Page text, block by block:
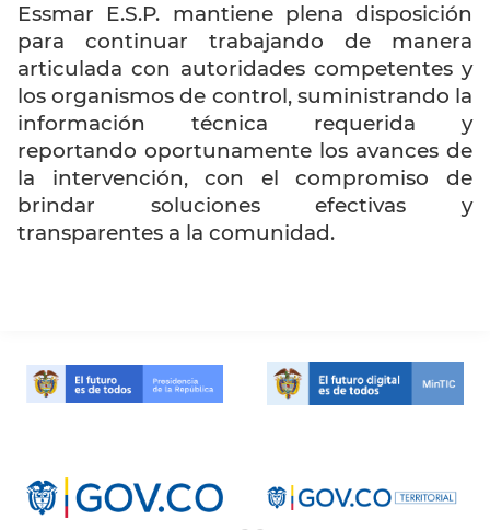
Essmar E.S.P. mantiene plena disposición
para continuar trabajando de manera
articulada con autoridades competentes y
los organismos de control, suministrando la
información técnica requerida y
reportando oportunamente los avances de
la intervención, con el compromiso de
brindar soluciones efectivas y
transparentes a la comunidad.